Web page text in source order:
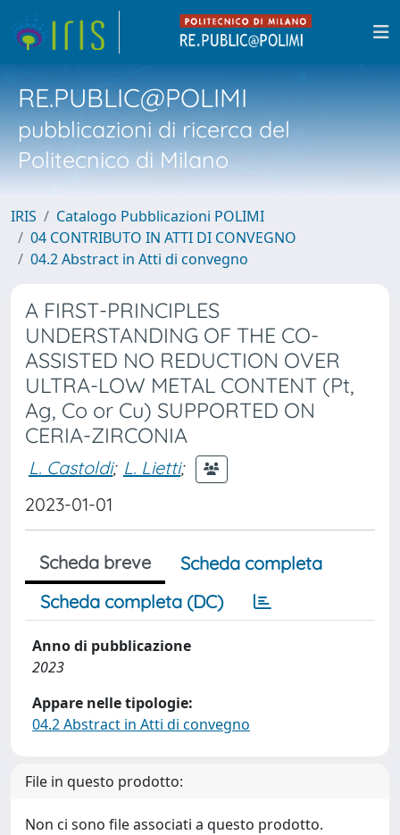
RE.PUBLIC@POLIMI
pubblicazioni di ricerca del
Politecnico di Milano
IRIS
Catalogo Pubblicazioni POLIMI
04 CONTRIBUTO IN ATTI DI CONVEGNO
04.2 Abstract in Atti di convegno
A FIRST-PRINCIPLES
UNDERSTANDING OF THE CO-
ASSISTED NO REDUCTION OVER
ULTRA-LOW METAL CONTENT (Pt,
Ag, Co or Cu) SUPPORTED ON
CERIA-ZIRCONIA
L. Castoldi; L. Lietti;
2023-01-01
Scheda breve
Scheda completa
Scheda completa (DC)
Anno di pubblicazione
2023
Appare nelle tipologie:
04.2 Abstract in Atti di convegno
File in questo prodotto:
Non ci sono file associati a questo prodotto.